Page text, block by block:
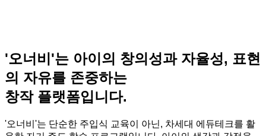
'오너비'는 아이의 창의성과 자율성, 표현
의 자유를 존중하는
창작 플랫폼입니다.
'오너비'는 단순한 주입식 교육이 아닌, 차세대 에듀테크를 활